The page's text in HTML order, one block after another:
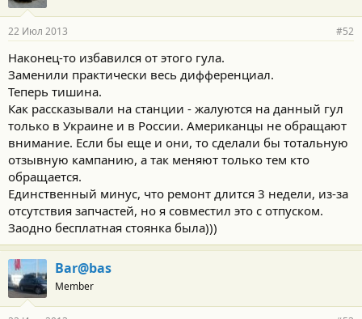
22 Июл 2013 #52
Наконец-то избавился от этого гула.
Заменили практически весь дифференциал.
Теперь тишина.
Как рассказывали на станции - жалуются на данный гул
только в Украине и в России. Американцы не обращают
внимание. Если бы еще и они, то сделали бы тотальную
отзывную кампанию, а так меняют только тем кто
обращается.
Единственный минус, что ремонт длится 3 недели, из-за
отсутствия запчастей, но я совместил это с отпуском.
Заодно бесплатная стоянка была)))
Bar@bas
Member